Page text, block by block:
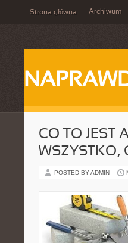
Strona główna Archiwum
CO TO JEST
WSZYSTKO,
POSTED BY ADMIN